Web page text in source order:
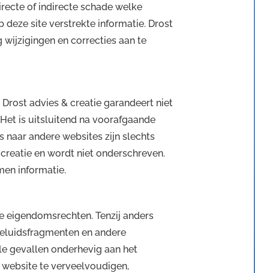
of indirecte schade welke
deze site verstrekte informatie. Drost
en correcties aan te
advies & creatie garandeert niet
is uitsluitend na voorafgaande
naar andere websites zijn slechts
en wordt niet onderschreven.
informatie.
Tenzij anders
en andere
gevallen onderhevig aan het
te verveelvoudigen,